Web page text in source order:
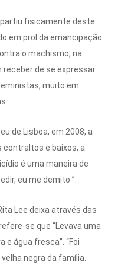
partiu fisicamente deste
em prol da emancipação
o machismo, na
receber de se expressar
muito em
de Lisboa, em 2008, a
contraltos e baixos, a
é uma maneira de
eu me demito ”.
Lee deixa através das
se que “Levava uma
e água fresca”. “Foi
negra da família.